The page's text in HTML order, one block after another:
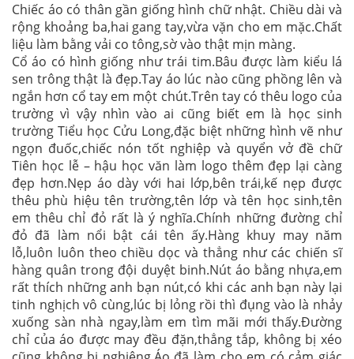
Chiếc áo có thân gần giống hình chữ nhật. Chiều dài và
rộng khoảng ba,hai gang tay,vừa vặn cho em mặc.Chất
liệu làm bằng vải co tông,sờ vào thật mịn màng.
Cổ áo có hình giống như trái tim.Bâu được làm kiểu lá
sen trông thật là đẹp.Tay áo lúc nào cũng phồng lên và
ngắn hơn cổ tay em một chút.Trên tay có thêu logo của
trường vì vậy nhìn vào ai cũng biết em là học sinh
trường Tiểu học Cửu Long,đặc biệt những hình vẽ như
ngọn đuốc,chiếc nón tốt nghiệp và quyển vở đề chữ
Tiên học lễ – hậu học văn làm logo thêm đẹp lại càng
đẹp hơn.Nẹp áo dày với hai lớp,bên trái,kế nẹp được
thêu phù hiệu tên trường,tên lớp và tên học sinh,tên
em thêu chỉ đỏ rất là ý nghĩa.Chính những đường chỉ
đỏ đã làm nổi bật cái tên ấy.Hàng khuy may năm
lỗ,luôn luôn theo chiều dọc và thẳng như các chiến sĩ
hàng quân trong đội duyệt binh.Nút áo bằng nhựa,em
rất thích những anh bạn nút,có khi các anh bạn này lại
tinh nghịch vô cùng,lúc bị lỏng rồi thì đụng vào là nhảy
xuống sàn nhà ngay,làm em tìm mãi mới thấy.Đường
chỉ của áo được may đều đặn,thẳng tắp, không bị xéo